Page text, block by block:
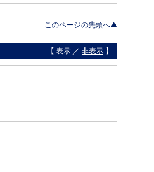
このページの先頭へ▲
【 表示 ／ 非表示 】